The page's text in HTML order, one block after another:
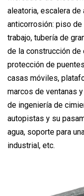
aleatoria, escalera
anticorrosión: piso
trabajo, tubería de
de la construcción
protección de
casas móviles,
marcos de ventanas
de ingeniería de
autopistas y su
agua, soporte para
industrial, etc.